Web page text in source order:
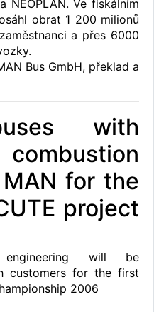
NEOPLAN. Ve fiskálním
obrat 1 200 milionů
a přes 6000
Bus GmbH, překlad a
with
for the
project
engineering will be
customers for the first
2006